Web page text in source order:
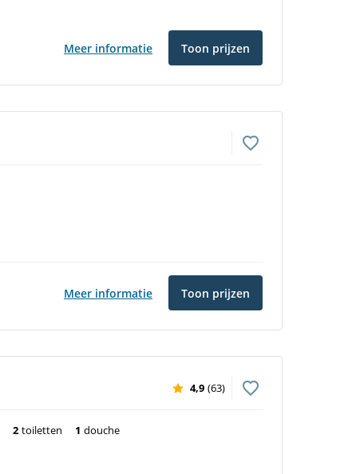
Meer informatie Toon prijzen
Meer informatie Toon prijzen
4,9 (63)
2 toiletten 1 douche